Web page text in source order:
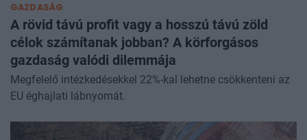
GAZDASÁG
A rövid távú profit vagy a hosszú távú zöld
célok számítanak jobban? A körforgásos
gazdaság valódi dilemmája
Megfelelő intézkedésekkel 22%-kal lehetne csökkenteni az
EU éghajlati lábnyomát.